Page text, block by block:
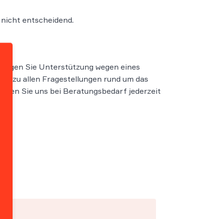
entscheidend.
Sie Unterstützung wegen eines
zu allen Fragestellungen rund um das
Sie uns bei Beratungsbedarf jederzeit